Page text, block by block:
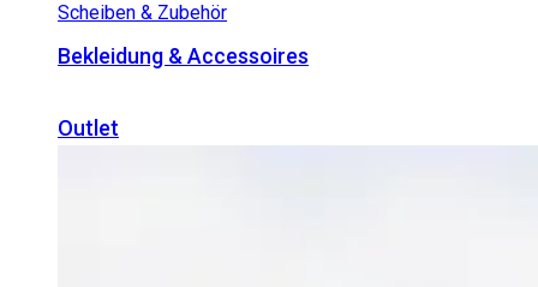
Scheiben & Zubehör
Bekleidung & Accessoires
Outlet